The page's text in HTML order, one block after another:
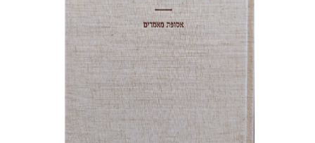
מחיר השקה
$78
$55